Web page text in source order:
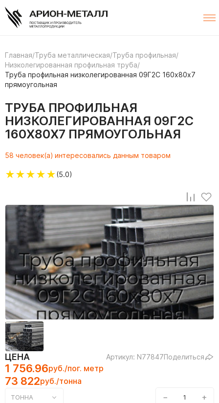
Главная/Труба металлическая/Труба профильная/
Низколегированная профильная труба/
Труба профильная низколегированная 09Г2С 160х80х7
прямоугольная
ТРУБА ПРОФИЛЬНАЯ
НИЗКОЛЕГИРОВАННАЯ 09Г2С
160Х80Х7 ПРЯМОУГОЛЬНАЯ
58 человек(а) интересовались данным товаром
★★★★★(5.0)
ЦЕНА Артикул: N77847Поделиться
1 756.96руб./пог. метр
73 822руб./тонна
ТОННА − +